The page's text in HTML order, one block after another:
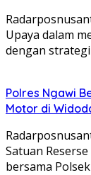
Upaya dalam
dengan strategi
Polres Ngawi
Motor di
Satuan
bersama